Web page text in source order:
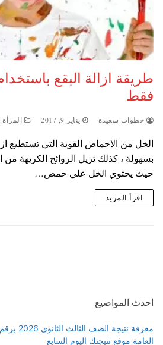
طريقة ازالة البقع
فقط
خطوات سعيدة يناير 9, 2017
الخل من الاحماض القوية التي تستطيع
بسهولة ، كذلك تزيل الروائح الكريهة
حيث يحتوي الخل علي حمض…
اقرأ المزيد
احدث المواضيع
معرفة
العامة موقع نتيجتك اليوم السابع